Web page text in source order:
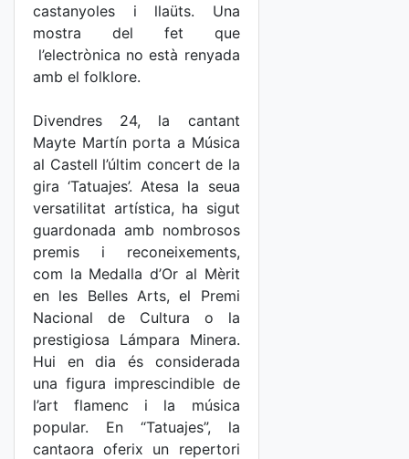
castanyoles i llaüts. Una
mostra del fet que
l’electrònica no està renyada
amb el folklore.
Divendres 24, la cantant
Mayte Martín porta a Música
al Castell l’últim concert de la
gira ‘Tatuajes’. Atesa la seua
versatilitat artística, ha sigut
guardonada amb nombrosos
premis i reconeixements,
com la Medalla d’Or al Mèrit
en les Belles Arts, el Premi
Nacional de Cultura o la
prestigiosa Lámpara Minera.
Hui en dia és considerada
una figura imprescindible de
l’art flamenc i la música
popular. En “Tatuajes”, la
cantaora oferix un repertori